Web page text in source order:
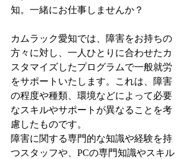
知。一緒にお仕事しませんか？
カムラック愛知では、障害をお持ちの
方々に対し、一人ひとりに合わせたカ
スタマイズしたプログラムで一般就労
をサポートいたします。これは、障害
の程度や種類、環境などによって必要
なスキルやサポートが異なることを考
慮したものです。
障害に関する専門的な知識や経験を持
つスタッフや、PCの専門知識やスキル